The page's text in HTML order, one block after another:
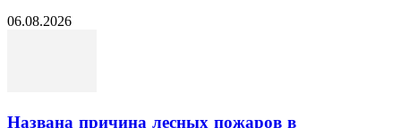
06.08.2026
Названа причина лесных пожаров в